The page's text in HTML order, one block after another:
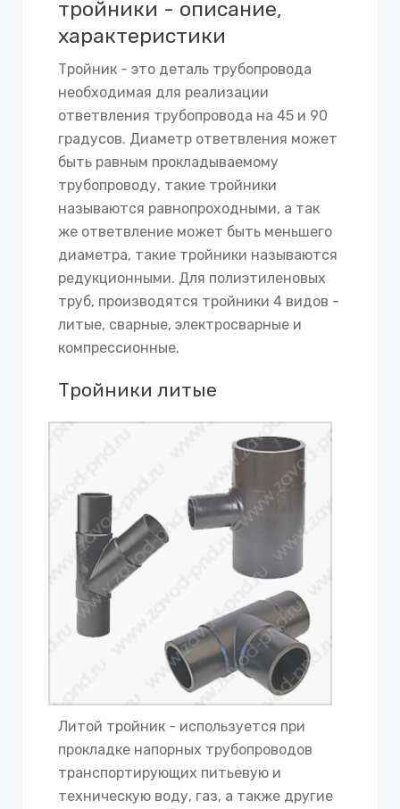
тройники - описание,
характеристики
Тройник - это деталь трубопровода
необходимая для реализации
ответвления трубопровода на 45 и 90
градусов. Диаметр ответвления может
быть равным прокладываемому
трубопроводу, такие тройники
называются равнопроходными, а так
же ответвление может быть меньшего
диаметра, такие тройники называются
редукционными. Для полиэтиленовых
труб, производятся тройники 4 видов -
литые, сварные, электросварные и
компрессионные.
Тройники литые
Литой тройник - используется при
прокладке напорных трубопроводов
транспортирующих питьевую и
техническую воду, газ, а также другие